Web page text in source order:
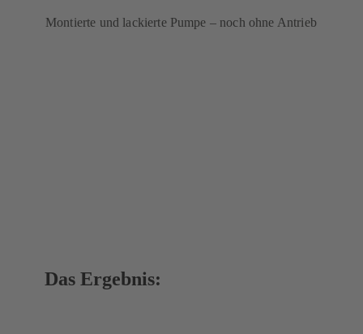
Montierte und lackierte Pumpe – noch ohne Antrieb
Das Ergebnis: